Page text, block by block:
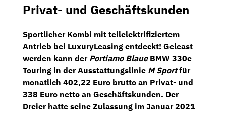
Privat- und Geschäftskunden
Sportlicher Kombi mit teilelektrifiziertem
Antrieb bei LuxuryLeasing entdeckt! Geleast
werden kann der Portiamo Blaue BMW 330e
Touring in der Ausstattungslinie M Sportfür
monatlich 402,22 Euro brutto an Privat- und
338 Euro netto an Geschäftskunden. Der
Dreier hatte seine Zulassung im Januar 2021